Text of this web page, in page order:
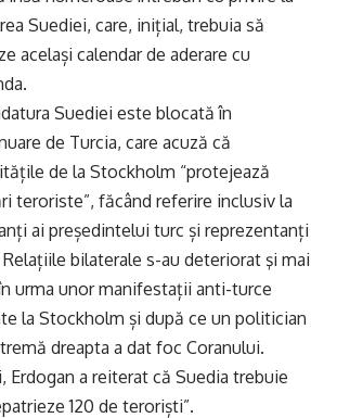
Suediei, care, inițial, trebuia să
același calendar de aderare cu
Suediei este blocată în
de Turcia, care acuză că
de la Stockholm “protejează
teroriste”, făcând referire inclusiv la
ai președintelui turc și reprezentanți
bilaterale s-au deteriorat şi mai
urma unor manifestații anti-turce
la Stockholm și după ce un politician
dreapta a dat foc Coranului.
Erdogan a reiterat că Suedia trebuie
120 de teroriști”.